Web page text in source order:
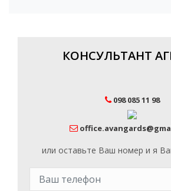
КОНСУЛЬТАНТ
098 085 11 98
или оставьте Ваш номер и я